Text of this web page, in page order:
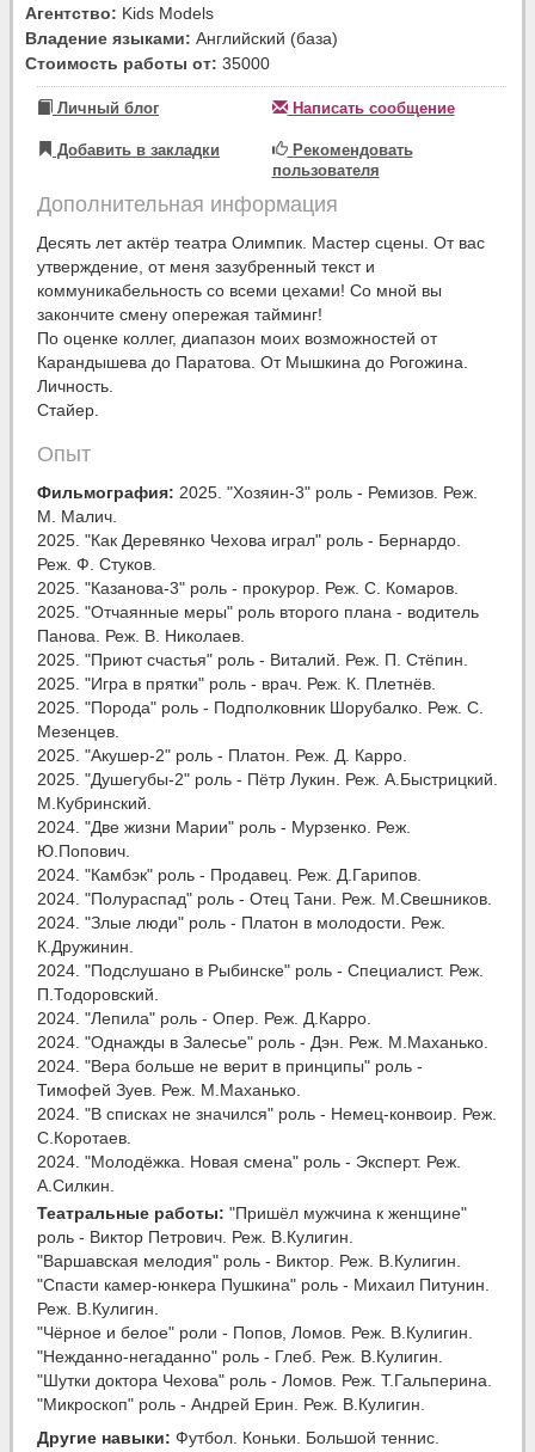
Агентство: Kids Models
Владение языками: Английский (база)
Стоимость работы от: 35000
Личный блог Написать сообщение
Добавить в закладки
Рекомендовать
пользователя
Дополнительная информация
Десять лет актёр театра Олимпик. Мастер сцены. От вас
утверждение, от меня зазубренный текст и
коммуникабельность со всеми цехами! Со мной вы
закончите смену опережая тайминг!
По оценке коллег, диапазон моих возможностей от
Карандышева до Паратова. От Мышкина до Рогожина.
Личность.
Стайер.
Опыт
Фильмография: 2025. "Хозяин-3" роль - Ремизов. Реж.
М. Малич.
2025. "Как Деревянко Чехова играл" роль - Бернардо.
Реж. Ф. Стуков.
2025. "Казанова-3" роль - прокурор. Реж. С. Комаров.
2025. "Отчаянные меры" роль второго плана - водитель
Панова. Реж. В. Николаев.
2025. "Приют счастья" роль - Виталий. Реж. П. Стëпин.
2025. "Игра в прятки" роль - врач. Реж. К. Плетнëв.
2025. "Порода" роль - Подполковник Шорубалко. Реж. С.
Мезенцев.
2025. "Акушер-2" роль - Платон. Реж. Д. Карро.
2025. "Душегубы-2" роль - Пëтр Лукин. Реж. А.Быстрицкий.
М.Кубринский.
2024. "Две жизни Марии" роль - Мурзенко. Реж.
Ю.Попович.
2024. "Камбэк" роль - Продавец. Реж. Д.Гарипов.
2024. "Полураспад" роль - Отец Тани. Реж. М.Свешников.
2024. "Злые люди" роль - Платон в молодости. Реж.
К.Дружинин.
2024. "Подслушано в Рыбинске" роль - Специалист. Реж.
П.Тодоровский.
2024. "Лепила" роль - Опер. Реж. Д.Карро.
2024. "Однажды в Залесье" роль - Дэн. Реж. М.Маханько.
2024. "Вера больше не верит в принципы" роль -
Тимофей Зуев. Реж. М.Маханько.
2024. "В списках не значился" роль - Немец-конвоир. Реж.
С.Коротаев.
2024. "Молодёжка. Новая смена" роль - Эксперт. Реж.
А.Силкин.
Театральные работы: "Пришёл мужчина к женщине"
роль - Виктор Петрович. Реж. В.Кулигин.
"Варшавская мелодия" роль - Виктор. Реж. В.Кулигин.
"Спасти камер-юнкера Пушкина" роль - Михаил Питунин.
Реж. В.Кулигин.
"Чёрное и белое" роли - Попов, Ломов. Реж. В.Кулигин.
"Нежданно-негаданно" роль - Глеб. Реж. В.Кулигин.
"Шутки доктора Чехова" роль - Ломов. Реж. Т.Гальперина.
"Микроскоп" роль - Андрей Ерин. Реж. В.Кулигин.
Другие навыки: Футбол. Коньки. Большой теннис.